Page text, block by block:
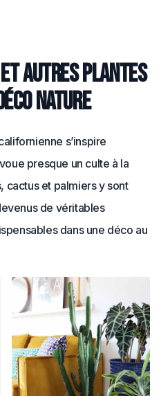
autres plantes
nature
s’inspire
presque un culte à la
cactus et palmiers y sont
de véritables
dans une déco au